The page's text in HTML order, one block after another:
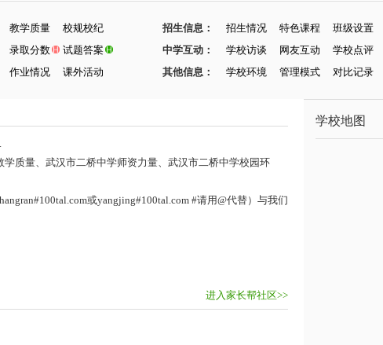
教学质量 校规校纪 招生信息： 招生情况 特色课程 班级设置
录取分数 试题答案 中学互动： 学校访谈 网友互动 学校点评
作业情况 课外活动 其他信息： 学校环境 管理模式 对比记录
质量、武汉市二桥中学师资力量、武汉市二桥中学校园环
或yangjing#100tal.com #请用@代替）与我们
进入家长帮社区>>
学校地图